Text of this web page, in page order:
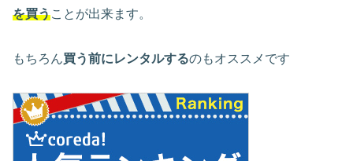
を買うことが出来ます。
もちろん買う前にレンタルするのもオススメです